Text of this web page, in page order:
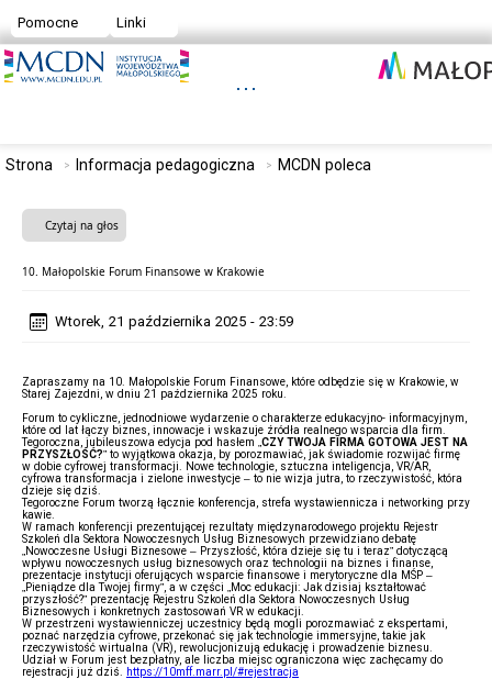
Pomocne Linki
Strona Informacja pedagogiczna MCDN poleca
Czytaj na głos
10. Małopolskie Forum Finansowe w Krakowie
Wtorek, 21 października 2025 - 23:59
Zapraszamy na 10. Małopolskie Forum Finansowe, które odbędzie się w Krakowie, w
Starej Zajezdni, w dniu 21 października 2025 roku.
Forum to cykliczne, jednodniowe wydarzenie o charakterze edukacyjno- informacyjnym,
które od lat łączy biznes, innowacje i wskazuje źródła realnego wsparcia dla firm.
Tegoroczna, jubileuszowa edycja pod hasłem „ CZY TWOJA FIRMA GOTOWA JEST NA
PRZYSZŁOŚĆ?” to wyjątkowa okazja, by porozmawiać, jak świadomie rozwijać firmę
w dobie cyfrowej transformacji. Nowe technologie, sztuczna inteligencja, VR/AR,
cyfrowa transformacja i zielone inwestycje – to nie wizja jutra, to rzeczywistość, która
dzieje się dziś.
Tegoroczne Forum tworzą łącznie konferencja, strefa wystawiennicza i networking przy
kawie.
W ramach konferencji prezentującej rezultaty międzynarodowego projektu Rejestr
Szkoleń dla Sektora Nowoczesnych Usług Biznesowych przewidziano debatę
„Nowoczesne Usługi Biznesowe – Przyszłość, która dzieje się tu i teraz” dotyczącą
wpływu nowoczesnych usług biznesowych oraz technologii na biznes i finanse,
prezentacje instytucji oferujących wsparcie finansowe i merytoryczne dla MŚP –
„Pieniądze dla Twojej firmy”, a w części „Moc edukacji: Jak dzisiaj kształtować
przyszłość?” prezentację Rejestru Szkoleń dla Sektora Nowoczesnych Usług
Biznesowych i konkretnych zastosowań VR w edukacji.
W przestrzeni wystawienniczej uczestnicy będą mogli porozmawiać z ekspertami,
poznać narzędzia cyfrowe, przekonać się jak technologie immersyjne, takie jak
rzeczywistość wirtualna (VR), rewolucjonizują edukację i prowadzenie biznesu.
Udział w Forum jest bezpłatny, ale liczba miejsc ograniczona więc zachęcamy do
rejestracji już dziś.
https://10mff.marr.pl/#rejestracja